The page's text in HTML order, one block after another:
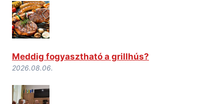
Meddig fogyasztható a grillhús?
2026.08.06.